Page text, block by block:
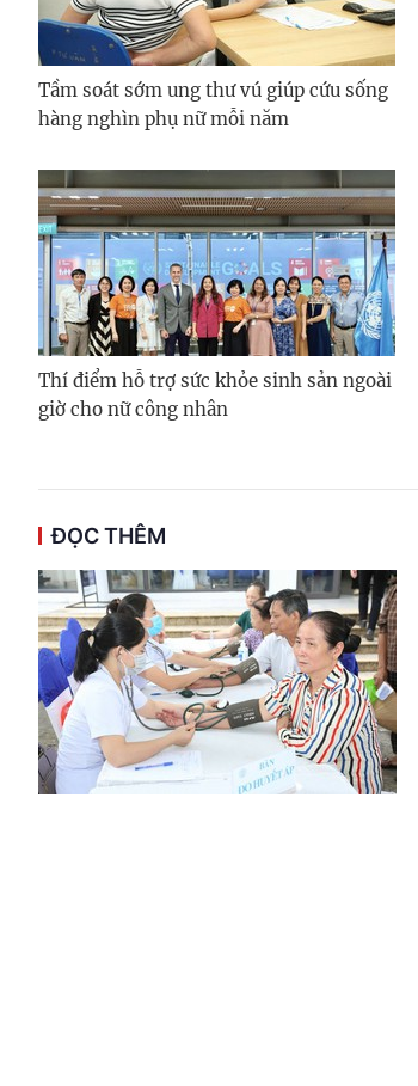
Tầm soát sớm ung thư vú giúp cứu sống
hàng nghìn phụ nữ mỗi năm
Thí điểm hỗ trợ sức khỏe sinh sản ngoài
giờ cho nữ công nhân
ĐỌC THÊM